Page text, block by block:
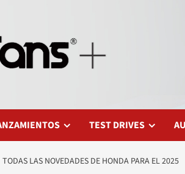
TEST DRIVES
TODAS LAS NOVEDADES DE HONDA PARA EL 2025